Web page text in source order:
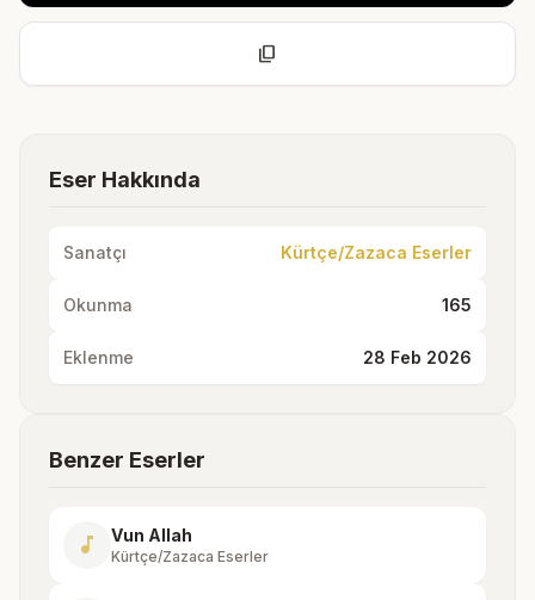
content_copy
Eser Hakkında
Sanatçı Kürtçe/Zazaca Eserler
Okunma 165
Eklenme 28 Feb 2026
Benzer Eserler
music_note Vun Allah
Kürtçe/Zazaca Eserler